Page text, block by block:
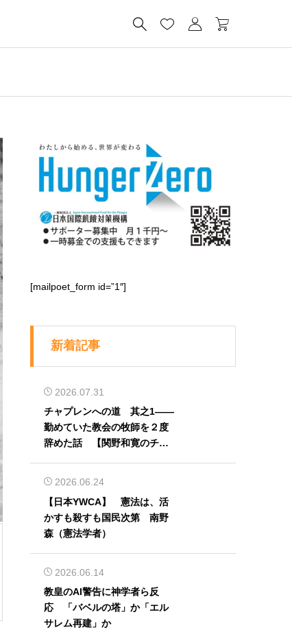
   
[mailpoet_form id=”1″]
新着記事
2026.07.31
チャプレンへの道 其之1――
勤めていた教会の牧師を２度
辞めた話 【関野和寛のチャ
2026.06.24
【日本YWCA】 憲法は、活
かすも殺すも国民次第 南野
森（憲法学者）
2026.06.14
教皇のAI警告に神学者ら反
応 「バベルの塔」か「エル
サレム再建」か